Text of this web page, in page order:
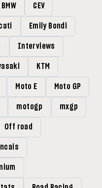
BMW CEV
Emily Bondi
Interviews
KTM
Moto E Moto GP
motogp mxgp
Off road